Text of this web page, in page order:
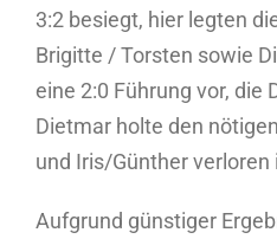
3:2 besiegt, hier legten
Brigitte / Torsten sowie
eine 2:0 Führung vor, die
Dietmar holte den
und Iris/Günther verloren
Aufgrund günstiger